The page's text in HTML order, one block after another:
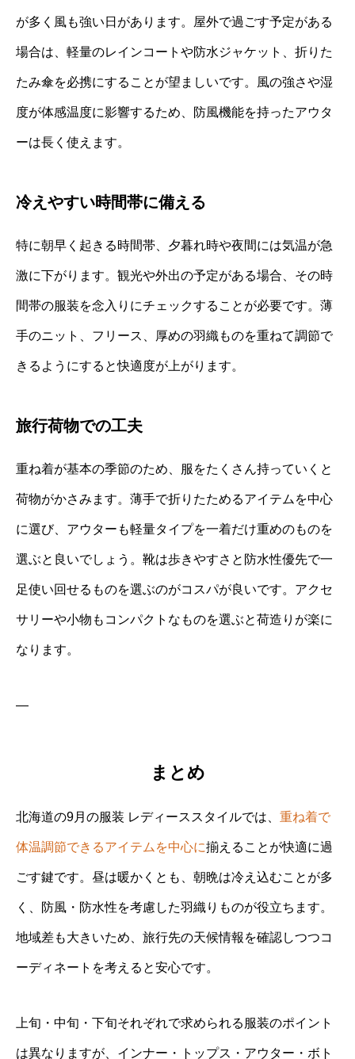
が多く風も強い日があります。屋外で過ごす予定がある
場合は、軽量のレインコートや防水ジャケット、折りた
たみ傘を必携にすることが望ましいです。風の強さや湿
度が体感温度に影響するため、防風機能を持ったアウタ
ーは長く使えます。
冷えやすい時間帯に備える
特に朝早く起きる時間帯、夕暮れ時や夜間には気温が急
激に下がります。観光や外出の予定がある場合、その時
間帯の服装を念入りにチェックすることが必要です。薄
手のニット、フリース、厚めの羽織ものを重ねて調節で
きるようにすると快適度が上がります。
旅行荷物での工夫
重ね着が基本の季節のため、服をたくさん持っていくと
荷物がかさみます。薄手で折りたためるアイテムを中心
に選び、アウターも軽量タイプを一着だけ重めのものを
選ぶと良いでしょう。靴は歩きやすさと防水性優先で一
足使い回せるものを選ぶのがコスパが良いです。アクセ
サリーや小物もコンパクトなものを選ぶと荷造りが楽に
なります。
—
まとめ
北海道の9月の服装 レディーススタイルでは、 重ね着で
体温調節できるアイテムを中心に揃えることが快適に過
ごす鍵です。昼は暖かくとも、朝晩は冷え込むことが多
く、防風・防水性を考慮した羽織りものが役立ちます。
地域差も大きいため、旅行先の天候情報を確認しつつコ
ーディネートを考えると安心です。
上旬・中旬・下旬それぞれで求められる服装のポイント
は異なりますが、インナー・トップス・アウター・ボト